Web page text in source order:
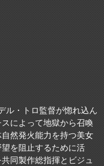
ル・トロ監督が惚れ込ん
によって地獄から召喚
然発火能力を持つ美女
を阻止するために活
同製作総指揮とビジュ